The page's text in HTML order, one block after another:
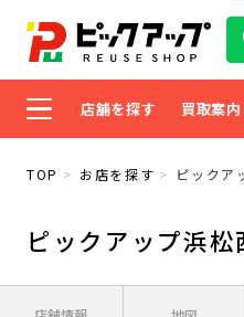
店舗を探す 買取案内
TOP お店を探す ピックア
ピックアップ浜松